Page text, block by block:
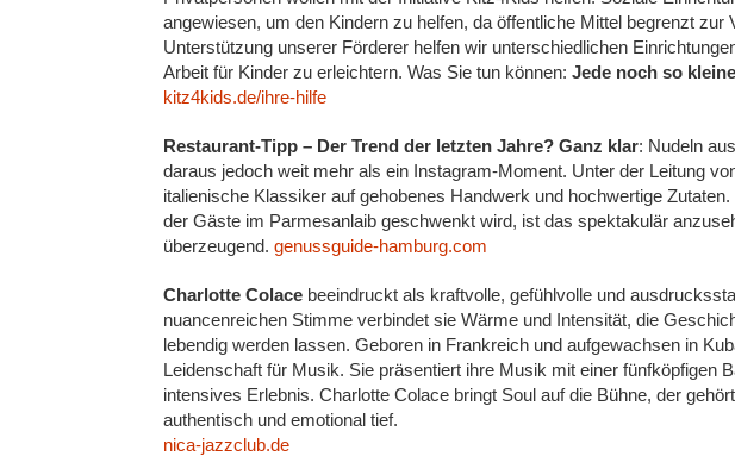
angewiesen, um den Kindern zu helfen, da öffentliche Mittel begrenzt zur
Unterstützung unserer Förderer helfen wir unterschiedlichen
Arbeit für Kinder zu erleichtern. Was Sie tun können: Jede noch so
kitz4kids.de/ihre-hilfe
Restaurant-Tipp – Der Trend der letzten Jahre? Ganz klar: Nudeln
daraus jedoch weit mehr als ein Instagram-Moment. Unter der Leitung
italienische Klassiker auf gehobenes Handwerk und hochwertige
der Gäste im Parmesanlaib geschwenkt wird, ist das spektakulär
überzeugend. genussguide-hamburg.com
Charlotte Colace beeindruckt als kraftvolle, gefühlvolle und
nuancenreichen Stimme verbindet sie Wärme und Intensität, die
lebendig werden lassen. Geboren in Frankreich und aufgewachsen in
Leidenschaft für Musik. Sie präsentiert ihre Musik mit einer fünfköpfigen
intensives Erlebnis. Charlotte Colace bringt Soul auf die Bühne, der
authentisch und emotional tief.
nica-jazzclub.de